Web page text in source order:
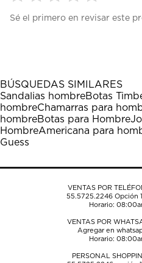
para
1
estrella
Esta
acción
abrirá
el
formulario
envío.
para
estrellas.
Esta
acción
abrirá
el
formulario
envío.
para
estrellas.
Esta
acción
abrirá
el
envío.
para
estrellas.
Esta
acción
abrirá
el
envío.
para
estrellas.
Esta
acción
abrirá
el
envío.
Sé el primero en revisar este
BÚSQUEDAS SIMILARES
Sandalias hombreBotas
hombreChamarras para
hombreBotas para Hombre
HombreAmericana para
Guess
VENTAS POR
55.5725.2246Opción
Horario:
VENTAS POR
Agregar en
Horario:
PERSONAL